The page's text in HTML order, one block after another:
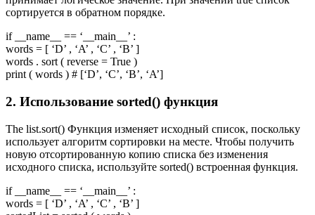
сортируется в обратном порядке.
if __name__ == ‘__main__’ :
words = [ ‘D’ , ‘A’ , ‘C’ , ‘B’ ]
words . sort ( reverse = True )
print ( words ) # [‘D’, ‘C’, ‘B’, ‘A’]
2. Использование sorted() функция
The list.sort() Функция изменяет исходный список, поскольку
использует алгоритм сортировки на месте. Чтобы получить
новую отсортированную копию списка без изменения
исходного списка, используйте sorted() встроенная функция.
if __name__ == ‘__main__’ :
words = [ ‘D’ , ‘A’ , ‘C’ , ‘B’ ]